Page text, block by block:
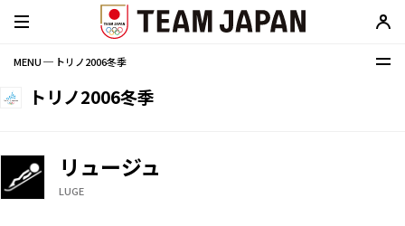
MENU ─ トリノ2006冬季
トリノ2006冬季
リュージュ
LUGE